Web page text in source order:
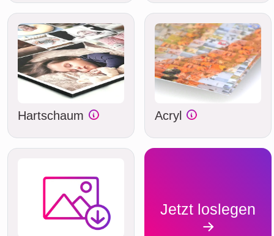
Hartschaum Acryl
Jetzt loslegen